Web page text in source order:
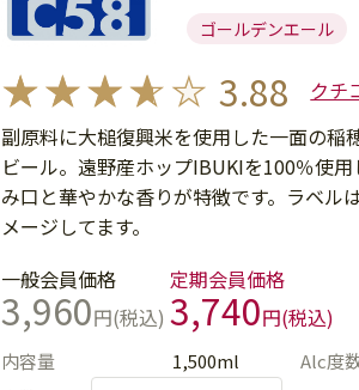
ゴールデンエール
3.88
クチ
副原料に大槌復興米を使用した一面の稲
ビール。遠野産ホップIBUKIを100％使
み口と華やかな香りが特徴です。ラベル
メージしてます。
一般会員価格
3,960円(税込)
定期会員価格
3,740円(税込)
内容量 1,500ml Alc度